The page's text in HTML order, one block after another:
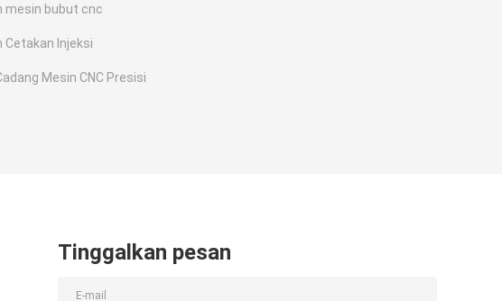
mesin bubut cnc
Cetakan Injeksi
Mesin CNC Presisi
Tinggalkan pesan